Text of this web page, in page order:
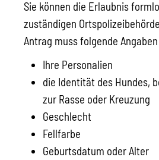
Sie können die Erlaubnis
zuständigen
Antrag muss folgende
Ihre Personalien
die Identität des Hundes,
zur Rasse oder Kreuzung
Geschlecht
Fellfarbe
Geburtsdatum oder Alter